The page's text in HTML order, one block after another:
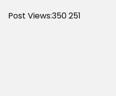
Post Views:350251